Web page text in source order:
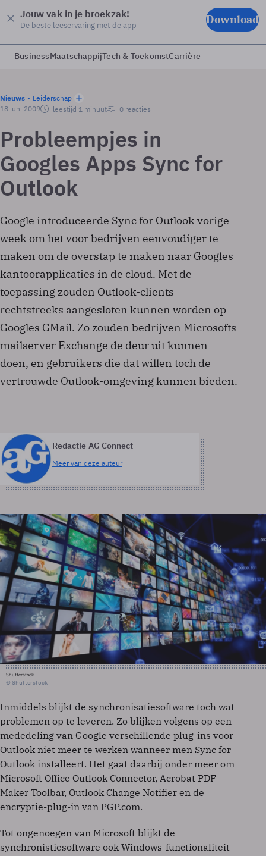
Jouw vak in je broekzak!
De beste leeservaring met de app Download
BusinessMaatschappijTech & ToekomstCarrière
Nieuws
Leiderschap
18 juni 2009
leestijd 1 minuut 0 reacties
Probleempjes in
Googles Apps Sync for
Outlook
Google introduceerde Sync for Outlook vorige
week om het voor bedrijven eenvoudiger te
maken om de overstap te maken naar Googles
kantoorapplicaties in de cloud. Met de
toepassing zouden Outlook-clients
rechtstreeks aangesloten kunnen worden op
Googles GMail. Zo zouden bedrijven Microsofts
mailserver Exchange de deur uit kunnen
doen, en gebruikers die dat willen toch de
vertrouwde Outlook-omgeving kunnen bieden.
Redactie AG Connect
Meer van deze auteur
Shutterstock
© Shutterstock
Inmiddels blijkt de synchronisatiesoftware toch wat
problemen op te leveren. Zo blijken volgens op een
mededeling van Google verschillende plug-ins voor
Outlook niet meer te werken wanneer men Sync for
Outlook installeert. Het gaat daarbij onder meer om
Microsoft Office Outlook Connector, Acrobat PDF
Maker Toolbar, Outlook Change Notifier en de
encryptie-plug-in van PGP.com.
Tot ongenoegen van Microsoft blijkt de
synchronistiesoftware ook Windows-functionaliteit